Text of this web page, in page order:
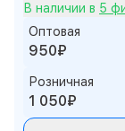
В наличии в 5
Оптовая
950₽
Розничная
1 050₽